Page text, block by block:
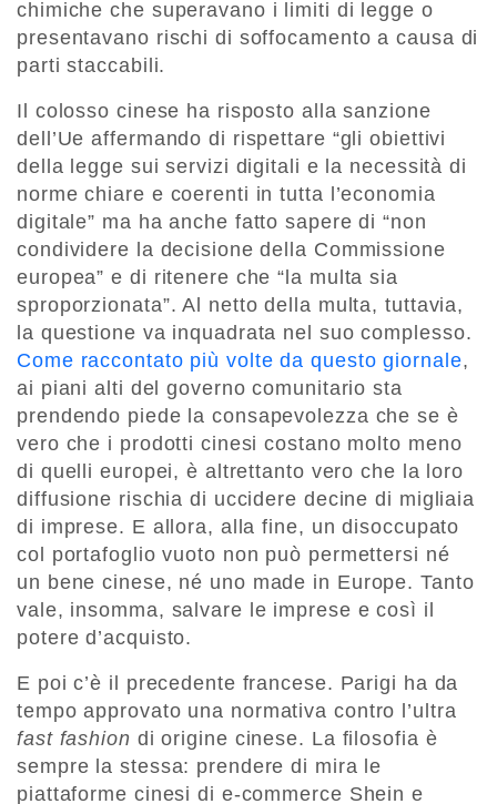
chimiche che superavano i limiti di legge o
presentavano rischi di soffocamento a causa di
parti staccabili.
Il colosso cinese ha risposto alla sanzione
dell’Ue affermando di rispettare “gli obiettivi
della legge sui servizi digitali e la necessità di
norme chiare e coerenti in tutta l’economia
digitale” ma ha anche fatto sapere di “non
condividere la decisione della Commissione
europea” e di ritenere che “la multa sia
sproporzionata”. Al netto della multa, tuttavia,
la questione va inquadrata nel suo complesso.
Come raccontato più volte da questo giornale,
ai piani alti del governo comunitario sta
prendendo piede la consapevolezza che se è
vero che i prodotti cinesi costano molto meno
di quelli europei, è altrettanto vero che la loro
diffusione rischia di uccidere decine di migliaia
di imprese. E allora, alla fine, un disoccupato
col portafoglio vuoto non può permettersi né
un bene cinese, né uno made in Europe. Tanto
vale, insomma, salvare le imprese e così il
potere d’acquisto.
E poi c’è il precedente francese. Parigi ha da
tempo approvato una normativa contro l’ultra
fast fashion di origine cinese. La filosofia è
sempre la stessa: prendere di mira le
piattaforme cinesi di e-commerce Shein e